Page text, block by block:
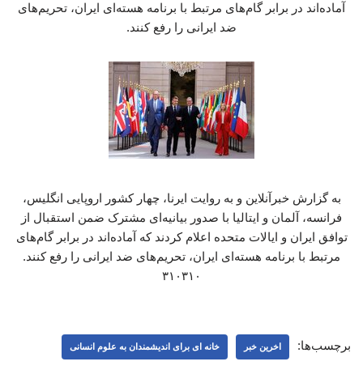
آماده‌اند در برابر گام‌های مرتبط با برنامه هسته‌ای ایران، تحریم‌های
ضد ایرانی را رفع کنند.
به گزارش خبرآنلاین و به روایت ایرنا، چهار کشور اروپایی انگلیس،
فرانسه، آلمان و ایتالیا با صدور بیانیه‌ای مشترک ضمن استقبال از
توافق ایران و ایالات متحده اعلام کردند که آماده‌اند در برابر گام‌های
مرتبط با برنامه هسته‌ای ایران، تحریم‌های ضد ایرانی را رفع کنند.
۳۱۰۳۱۰
برچسب‌ها: اخرین خبر خانه ای برای اندیشمندان به علوم انسانی